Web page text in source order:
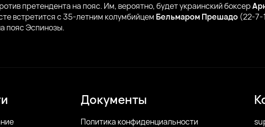
претендента на пояс. Им, вероятно, будет украинский боксер
встретится с 35-летним колумбийцем Бельмаром Прешадо (22-7-
пояс Эспинозы.
Документы
Политика конфиденциальности